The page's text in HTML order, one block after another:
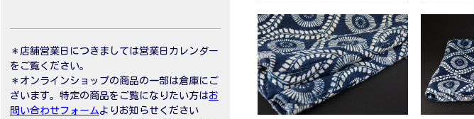
＊店舗営業日につきましては営業日カレンダー
をご覧ください。
＊オンラインショップの商品の一部は倉庫にご
ざいます。特定の商品をご覧になりたい方はお
問い合わせフォーム よりお知らせください